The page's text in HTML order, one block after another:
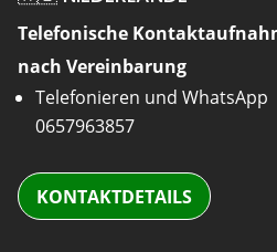
Telefonische
nach Vereinbarung
Telefonieren und WhatsApp
0657963857
KONTAKTDETAILS